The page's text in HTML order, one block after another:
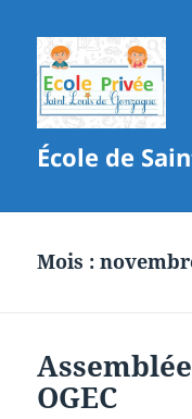
École de
Mois :
OGEC